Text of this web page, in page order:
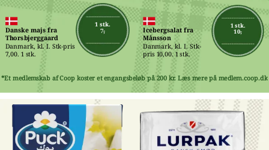
1 stk.
10,-
Icebergsalat fra
Månsson
Danmark, kl. I. Stk-
pris 10,00. 1 stk.
1 stk.
7,-
Danske majs fra
Thorsbjerggaard
Danmark, kl. I. Stk-pris
7,00. 1 stk.
*Et medlemskab af Coop koster et engangsbeløb på 200 kr. Læs mere på medlem.coop.dk